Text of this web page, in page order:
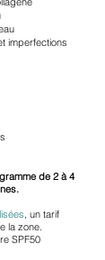
imperfections
de 2 à 4
, un tarif
la zone.
SPF50